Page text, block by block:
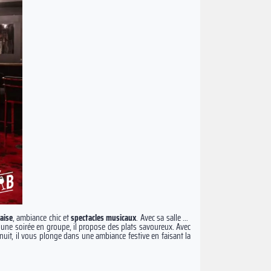
, ambiance chic etspectacles musicaux. Avec sa salle de
soirée en groupe, il propose des plats savoureux. Avec
il vous plonge dans une ambiance festive en faisant la